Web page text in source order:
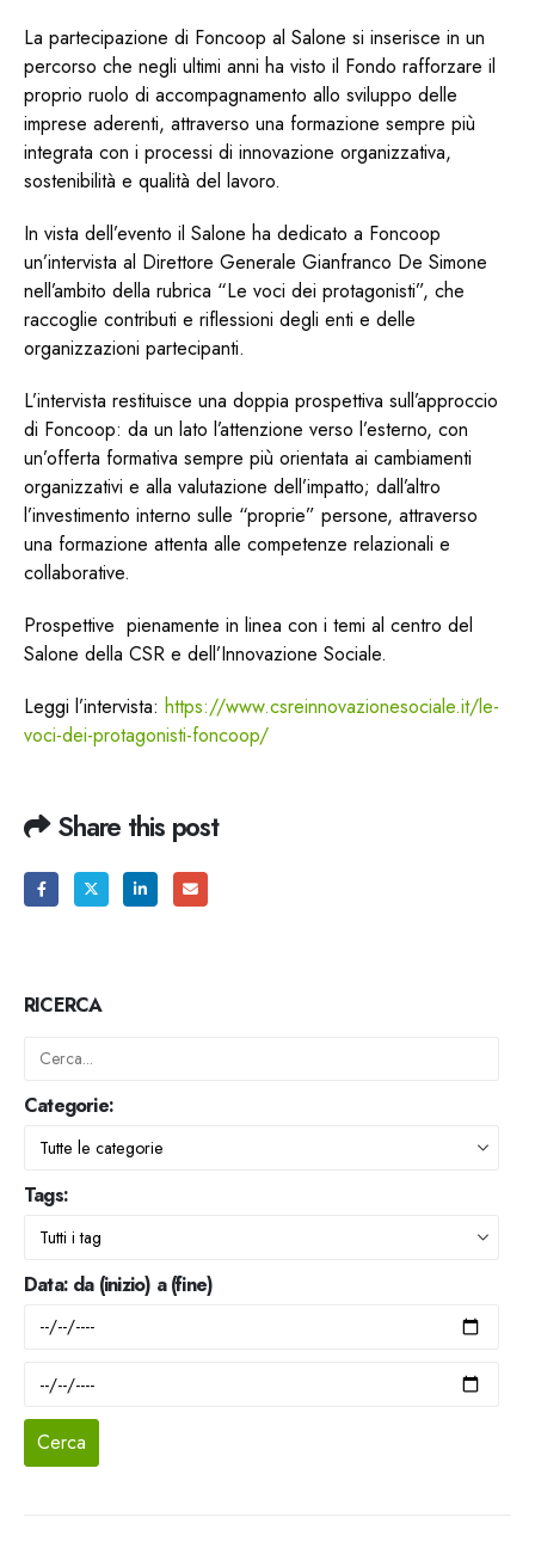
La partecipazione di Foncoop al Salone si inserisce in un
percorso che negli ultimi anni ha visto il Fondo rafforzare il
proprio ruolo di accompagnamento allo sviluppo delle
imprese aderenti, attraverso una formazione sempre più
integrata con i processi di innovazione organizzativa,
sostenibilità e qualità del lavoro.
In vista dell’evento il Salone ha dedicato a Foncoop
un’intervista al Direttore Generale Gianfranco De Simone
nell’ambito della rubrica “Le voci dei protagonisti”, che
raccoglie contributi e riflessioni degli enti e delle
organizzazioni partecipanti.
L’intervista restituisce una doppia prospettiva sull’approccio
di Foncoop: da un lato l’attenzione verso l’esterno, con
un’offerta formativa sempre più orientata ai cambiamenti
organizzativi e alla valutazione dell’impatto; dall’altro
l’investimento interno sulle “proprie” persone, attraverso
una formazione attenta alle competenze relazionali e
collaborative.
Prospettive pienamente in linea con i temi al centro del
Salone della CSR e dell’Innovazione Sociale.
Leggi l’intervista: https://www.csreinnovazionesociale.it/le-
voci-dei-protagonisti-foncoop/
Share this post
RICERCA
Categorie:
Tags:
Data: da (inizio) a (fine)